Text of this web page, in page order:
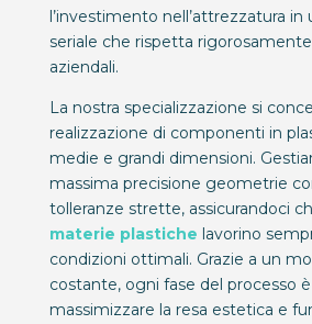
l’investimento nell’attrezzatura in
seriale che rispetta
aziendali.
La nostra specializzazione si
realizzazione di componenti in
medie e grandi dimensioni.
massima precisione geometrie
tolleranze strette, assicurandoci
materie plastiche lavorino
condizioni ottimali. Grazie a un
costante, ogni fase del processo
massimizzare la resa estetica e